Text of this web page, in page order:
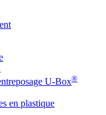
U-Box®
en plastique